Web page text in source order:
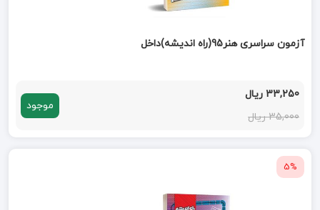
آزمون سراسری هنر95(راه اندیشه)داخل
33,250 ریال
35,000 ریال
موجود
5%